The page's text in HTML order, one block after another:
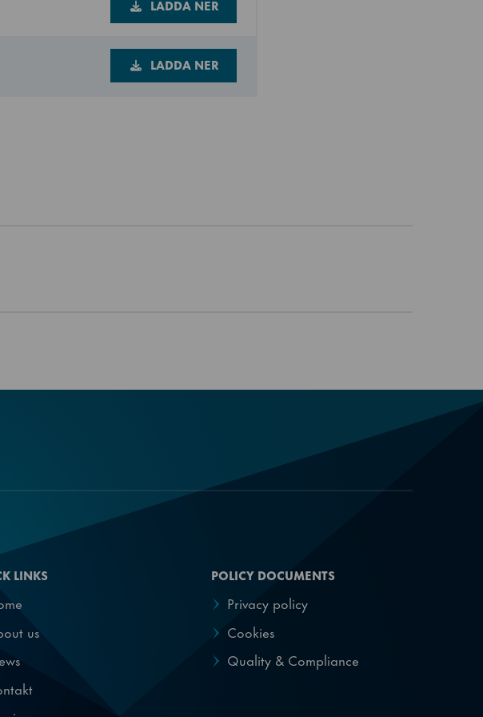
med kylmedia: R407A, R407F,
LADDA NER
LADDA NER
LINKS
us
POLICY DOCUMENTS
Privacy policy
Cookies
Quality & Compliance